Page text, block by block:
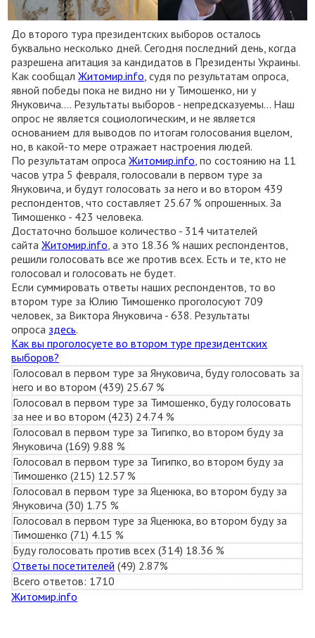
До второго тура президентских выборов осталось
буквально несколько дней. Сегодня последний день, когда
разрешена агитация за кандидатов в Президенты Украины.
Как сообщалЖитомир.info , судя по результатам опроса,
явной победы пока не видно ни у Тимошенко, ни у
Януковича…. Результаты выборов - непредсказуемы… Наш
опрос не является социологическим, и не является
основанием для выводов по итогам голосования вцелом,
но, в какой-то мере отражает настроения людей.
По результатам опросаЖитомир.info , по состоянию на 11
часов утра 5 февраля, голосовали в первом туре за
Януковича, и будут голосовать за него и во втором 439
респондентов, что составляет 25.67 % опрошенных. За
Тимошенко - 423 человека.
Достаточно большое количество - 314 читателей
сайтаЖитомир.info , а это 18.36 % наших респондентов,
решили голосовать все же против всех. Есть и те, кто не
голосовал и голосовать не будет.
Если суммировать ответы наших респондентов, то во
втором туре за Юлию Тимошенко проголосуют 709
человек, за Виктора Януковича - 638. Результаты
опроса здесь.
Как вы проголосуете во втором туре президентских
выборов?
Голосовал в первом туре за Януковича, буду голосовать за
него и во втором (439) 25.67 %
Голосовал в первом туре за Тимошенко, буду голосовать
за нее и во втором (423) 24.74 %
Голосовал в первом туре за Тигипко, во втором буду за
Януковича (169) 9.88 %
Голосовал в первом туре за Тигипко, во втором буду за
Тимошенко (215) 12.57 %
Голосовал в первом туре за Яценюка, во втором буду за
Януковича (30) 1.75 %
Голосовал в первом туре за Яценюка, во втором буду за
Тимошенко (71) 4.15 %
Буду голосовать против всех (314) 18.36 %
Ответы посетителей (49) 2.87%
Всего ответов: 1710
Житомир.info